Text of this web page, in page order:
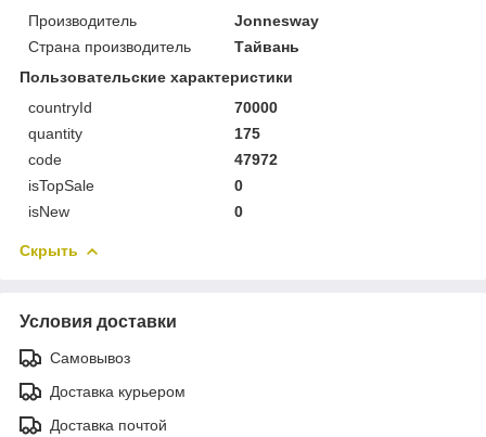
Производитель
Jonnesway
Страна производитель
Тайвань
Пользовательские характеристики
countryId
70000
quantity
175
code
47972
isTopSale
0
isNew
0
Скрыть
Условия доставки
Самовывоз
Доставка курьером
Доставка почтой